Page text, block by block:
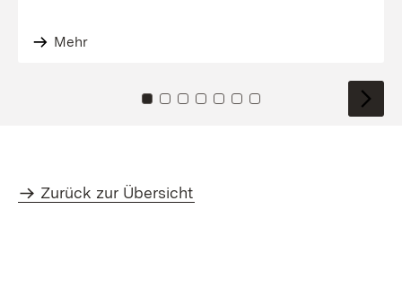
Mehr
Zu Kachel: 0
Zu Kachel: 1
Zu Kachel: 2
Zu Kachel: 3
Zu Kachel: 4
Zu Kachel: 5
Zu Kachel: 6
Zurück zur Übersicht